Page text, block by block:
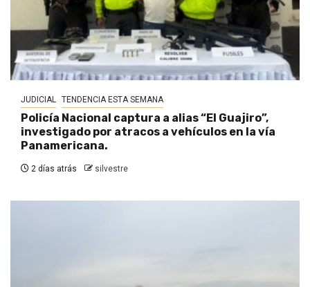
JUDICIAL TENDENCIA ESTA SEMANA
Policía Nacional captura a alias “El Guajiro”,
investigado por atracos a vehículos en la vía
Panamericana.
2 días atrás silvestre